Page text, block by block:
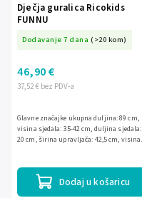
Dječja guralica Ricokids
FUNNU
Dodavanje 7 dana (>20 kom)
37,52 € bez PDV-a
46,90 €
Dodaj u košaricu
Glavne značajke ukupna duljina: 89 cm,
visina sjedala: 35-42 cm, duljina sjedala:
20 cm, širina upravljača: 42,5 cm, visina